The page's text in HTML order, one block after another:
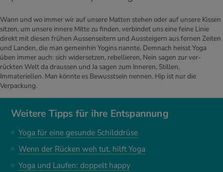
Weitere Tipps für ihre Entspannung
Yoga für eine gesunde Schilddrüse
Wenn der Rücken weh tut, hilft Yoga
Yoga und Laufen: doppelt happy
Wann und wo immer wir auf unsere Matten stehen oder auf unsere Kissen
sitzen, um unsere innere Mitte zu finden, verbindet uns eine feine Linie
direkt mit diesen frühen Aussenseitern und Aussteigern aus fernen Zeiten
und Landen, die man gemeinhin Yogins nannte. Demnach heisst Yoga
üben immer auch: sich widersetzen, rebellieren, Nein sagen zur ver-
rückten Welt da draussen und Ja sagen zum Inneren, Stillen,
Immateriellen. Man könnte es Bewusstsein nennen. Hip ist nur die
Verpackung.